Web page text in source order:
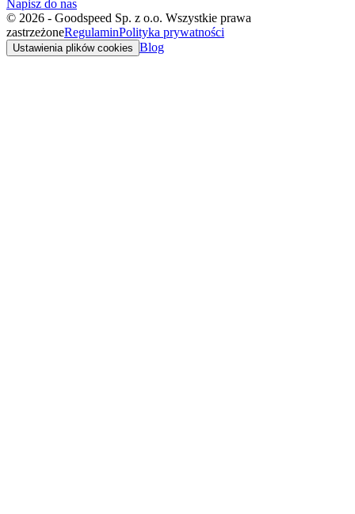
Napisz do nas
© 2026 - Goodspeed Sp. z o.o. Wszystkie prawa
zastrzeżoneRegulaminPolityka prywatności
Ustawienia plików cookies Blog